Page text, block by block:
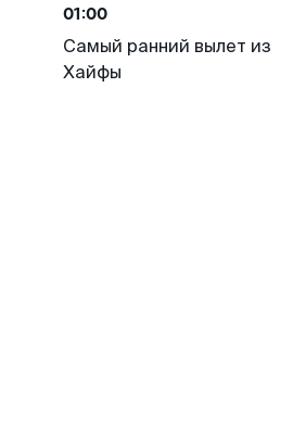
01:00
Самый ранний вылет из
Хайфы